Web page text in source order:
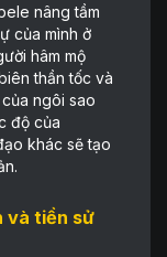
nâng tầm
của mình ở
hâm mộ
thần tốc và
ngôi sao
độ của
khác sẽ tạo
và tiền sử